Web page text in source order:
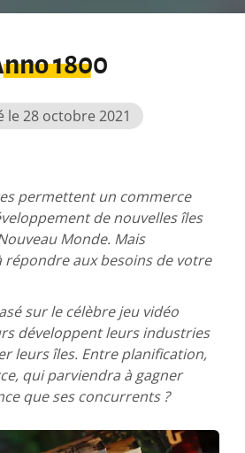
1800
le 28 octobre 2021
permettent un commerce
de nouvelles îles
Monde. Mais
répondre aux besoins de votre
sur le célèbre jeu vidéo
développent leurs industries
leurs îles. Entre planification,
qui parviendra à gagner
que ses concurrents ?